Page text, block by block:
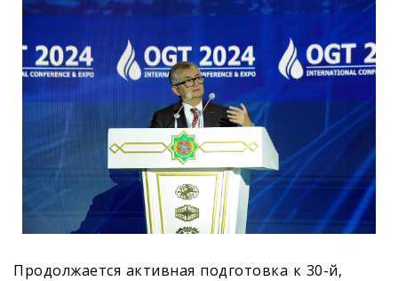
Продолжается активная подготовка к 30-й,